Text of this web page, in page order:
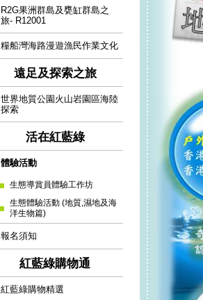
R2G果洲群島及甕缸群島之
旅- R12001
糧船灣海路漫遊漁民作業文化
遠足及探索之旅
世界地質公園火山岩園區海陸
探索
活在紅藍綠
體驗活動
生態導賞員體驗工作坊
生態體驗活動 (地質,濕地及海
洋生物篇)
報名須知
紅藍綠購物通
紅藍綠購物精選